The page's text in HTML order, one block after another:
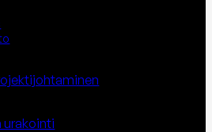
urakointi